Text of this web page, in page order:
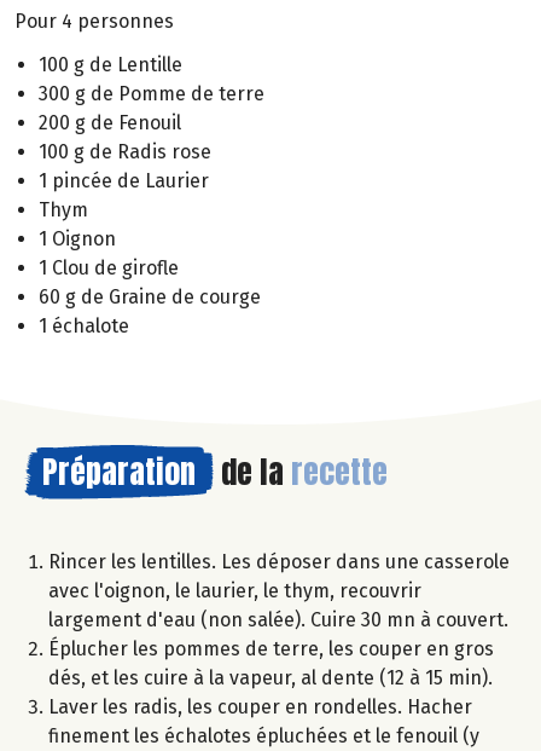
Pour 4 personnes
100 g de Lentille
300 g de Pomme de terre
200 g de Fenouil
100 g de Radis rose
1 pincée de Laurier
Thym
1 Oignon
1 Clou de girofle
60 g de Graine de courge
1 échalote
Préparation de la recette
Rincer les lentilles. Les déposer dans une casserole
avec l'oignon, le laurier, le thym, recouvrir
largement d'eau (non salée). Cuire 30 mn à couvert.
Éplucher les pommes de terre, les couper en gros
dés, et les cuire à la vapeur, al dente (12 à 15 min).
Laver les radis, les couper en rondelles. Hacher
finement les échalotes épluchées et le fenouil (y